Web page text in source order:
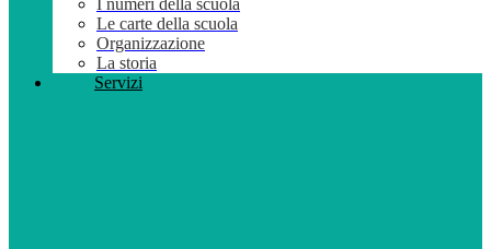
I numeri della scuola
Le carte della scuola
Organizzazione
La storia
Servizi